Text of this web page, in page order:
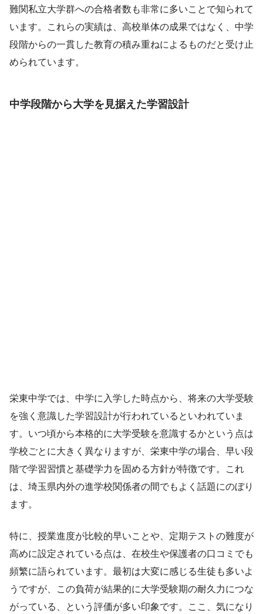
難関私立大学群への合格者数も非常に多いことで知られて
います。これらの実績は、高校単体の成果ではなく、中学
段階からの一貫した教育の積み重ねによるものだと受け止
められています。
中学段階から大学を見据えた学習設計
栄東中学では、中学に入学した時点から、将来の大学受験
を強く意識した学習設計が行われているといわれていま
す。いつ頃から本格的に大学受験を意識するかという点は
学校ごとに大きく異なりますが、栄東中学の場合、早い段
階で学習習慣と基礎学力を固める方針が特徴です。これ
は、埼玉県内外の進学校関係者の間でもよく話題にのぼり
ます。
特に、授業進度が比較的早いことや、定期テストの難度が
高めに設定されている点は、在校生や保護者の口コミでも
頻繁に語られています。最初は大変に感じる生徒も多いよ
うですが、この負荷が結果的に大学受験期の耐久力につな
がっている、という評価が多い印象です。ここ、気になり